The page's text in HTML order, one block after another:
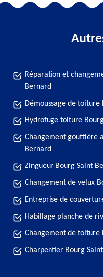
Réparation et
Bernard
Démoussage de toiture
Hydrofuge toiture
Changement gouttière
Bernard
Zingueur Bourg Saint
Changement de velux
Entreprise de
Habillage planche de
Changement de toiture
Charpentier Bourg